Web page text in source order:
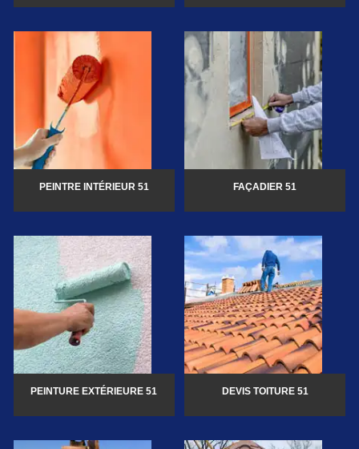
PEINTRE INTÉRIEUR 51 FAÇADIER 51
PEINTURE EXTÉRIEURE 51 DEVIS TOITURE 51